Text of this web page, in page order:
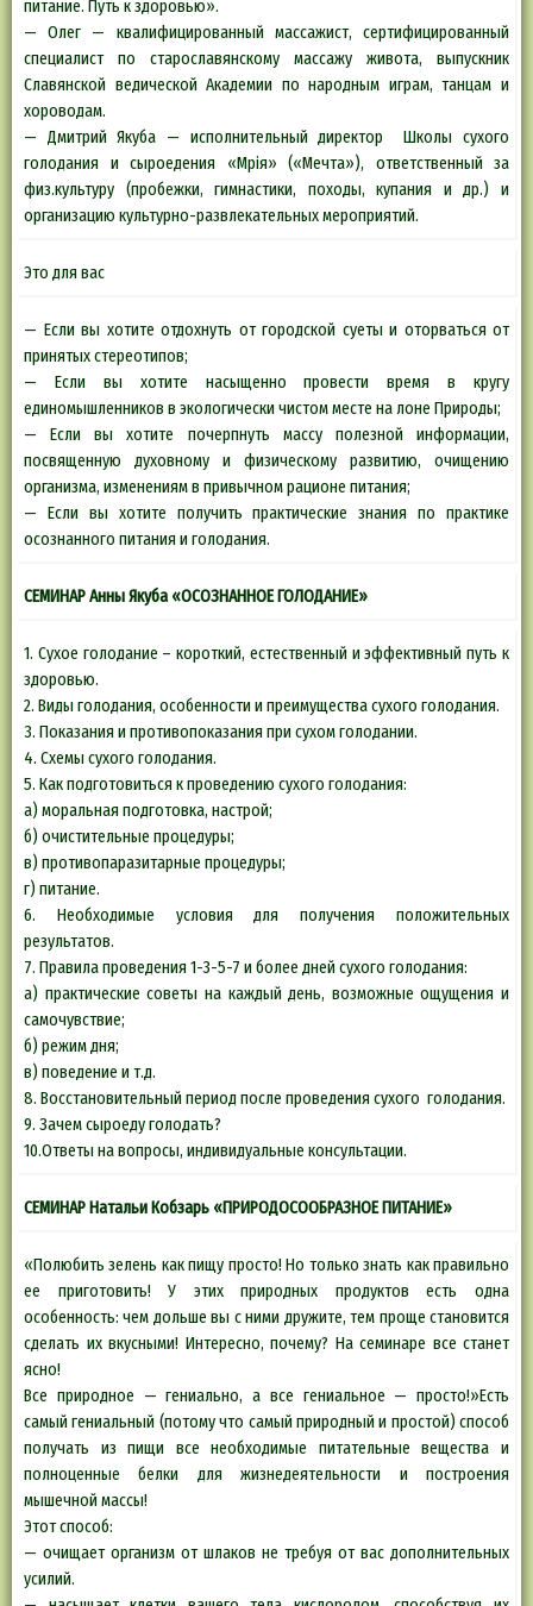
питание. Путь к здоровью».
— Олег — квалифицированный массажист, сертифицированный
специалист по старославянскому массажу живота, выпускник
Славянской ведической Академии по народным играм, танцам и
хороводам.
— Дмитрий Якуба — исполнительный директор Школы сухого
голодания и сыроедения «Мрiя» («Мечта»), ответственный за
физ.культуру (пробежки, гимнастики, походы, купания и др.) и
организацию культурно-развлекательных мероприятий.
Это для вас
— Если вы хотите отдохнуть от городской суеты и оторваться от
принятых стереотипов;
— Если вы хотите насыщенно провести время в кругу
единомышленников в экологически чистом месте на лоне Природы;
— Если вы хотите почерпнуть массу полезной информации,
посвященную духовному и физическому развитию, очищению
организма, изменениям в привычном рационе питания;
— Если вы хотите получить практические знания по практике
осознанного питания и голодания.
СЕМИНАР Анны Якуба «ОСОЗНАННОЕ ГОЛОДАНИЕ»
1. Cухое голодание – короткий, естественный и эффективный путь к
здоровью.
2. Виды голодания, особенности и преимущества сухого голодания.
3. Показания и противопоказания при сухом голодании.
4. Схемы сухого голодания.
5. Как подготовиться к проведению сухого голодания:
а) моральная подготовка, настрой;
б) очистительные процедуры;
в) противопаразитарные процедуры;
г) питание.
6. Необходимые условия для получения положительных
результатов.
7. Правила проведения 1-3-5-7 и более дней сухого голодания:
а) практические советы на каждый день, возможные ощущения и
самочувствие;
б) режим дня;
в) поведение и т.д.
8. Восстановительный период после проведения сухого голодания.
9. Зачем сыроеду голодать?
10.Ответы на вопросы, индивидуальные консультации.
СЕМИНАР Натальи Кобзарь «ПРИРОДОСООБРАЗНОЕ ПИТАНИЕ»
«Полюбить зелень как пищу просто! Но только знать как правильно
ее приготовить! У этих природных продуктов есть одна
особенность: чем дольше вы с ними дружите, тем проще становится
сделать их вкусными! Интересно, почему? На семинаре все станет
ясно!
Все природное — гениально, а все гениальное — просто!»Есть
самый гениальный (потому что самый природный и простой) способ
получать из пищи все необходимые питательные вещества и
полноценные белки для жизнедеятельности и построения
мышечной массы!
Этот способ:
— очищает организм от шлаков не требуя от вас дополнительных
усилий.